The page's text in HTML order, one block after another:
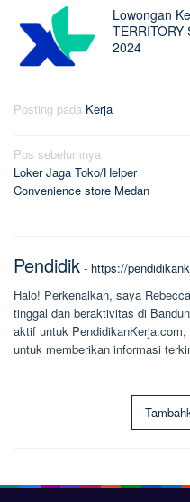
Lowongan
TERRITORY
2024
Posting pada Kerja
Navigasi
pos
Pos sebelumnya
Loker Jaga Toko/Helper
Convenience store Medan
Pendidik - https://
Halo! Perkenalkan, saya
tinggal dan beraktivitas di
aktif untuk
untuk memberikan informasi